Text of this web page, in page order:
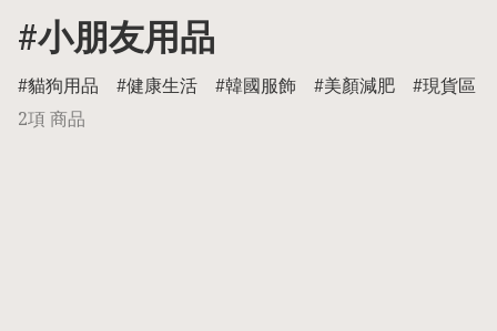
#小朋友用品
貓狗用品 健康生活 韓國服飾 美顏減肥
現貨區
2項 商品